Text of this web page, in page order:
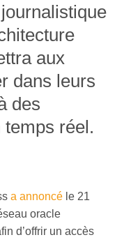
aux
dans leurs
des
réel.
a annoncé le 21
oracle
d’offrir un accès